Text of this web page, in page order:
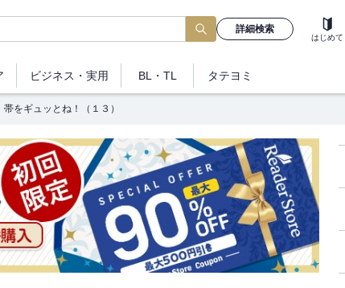
詳細検索
はじめて
ビジネス ・実用 BL・TL タテヨミ
帯をギュッとね！（１３）